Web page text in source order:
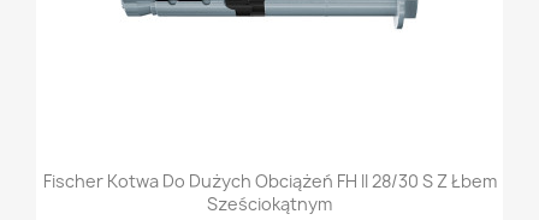
Fischer Kotwa Do Dużych Obciążeń FH II 28/30 S Z Łbem
Sześciokątnym